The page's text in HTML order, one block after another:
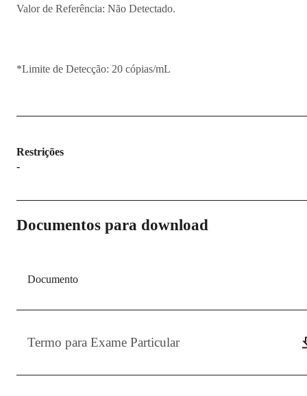
Valor de Referência: Não Detectado.
*Limite de Detecção: 20 cópias/mL
Restrições
-
Documentos para download
Documento
Termo para Exame Particular